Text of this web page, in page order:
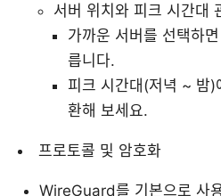
서버 위치와 피크 시간대
가까운 서버를 선택하
릅니다.
피크 시간대(저녁 ~ 밤)
환해 보세요.
프로토콜 및 암호화
WireGuard를 기본으로 사